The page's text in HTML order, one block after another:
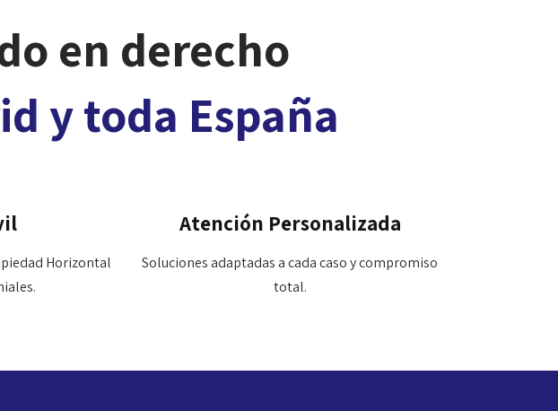
en derecho
y toda España
Horizontal
Atención Personalizada
Soluciones adaptadas a cada caso y compromiso
total.